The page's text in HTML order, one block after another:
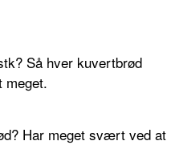
Så hver kuvertbrød
meget.
Har meget svært ved at